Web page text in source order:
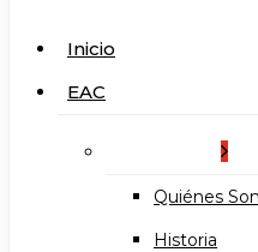
search
Menu
Inicio
EAC
Quiénes
Historia